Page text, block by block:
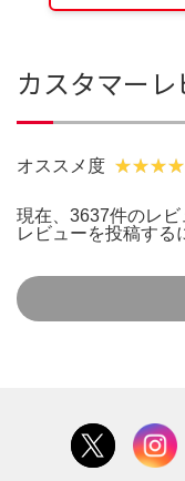
カスタマーレ
オススメ度
現在、3637件のレビ
レビューを投稿する